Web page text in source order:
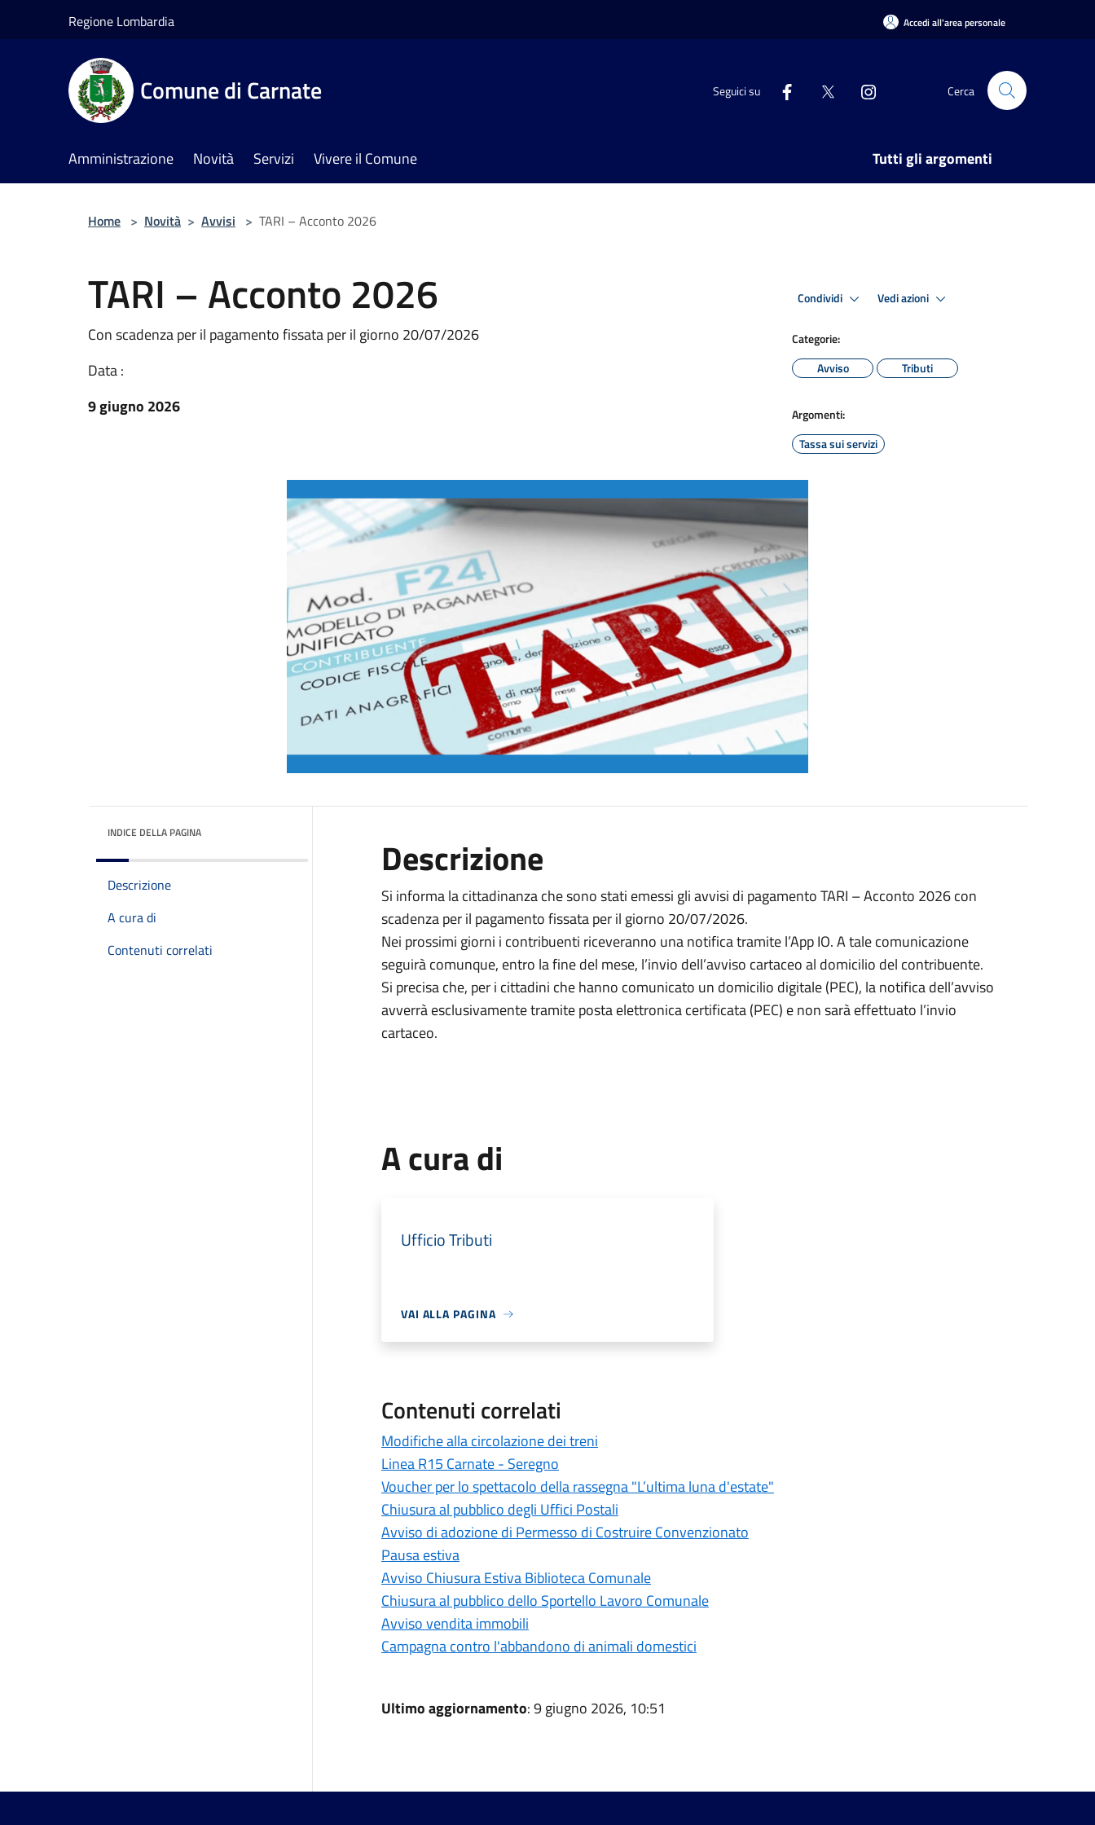
Regione Lombardia Accedi all'area personale
Comune di Carnate Seguici su Cerca
Amministrazione Novità Servizi Vivere il Comune Tutti gli argomenti
Home > Novità > Avvisi > TARI – Acconto 2026
TARI – Acconto 2026
Con scadenza per il pagamento fissata per il giorno 20/07/2026
Data :
9 giugno 2026
Condividi Vedi azioni
Categorie:
Avviso
Tributi
Argomenti:
Tassa sui servizi
INDICE DELLA PAGINA
Descrizione
A cura di
Contenuti correlati
Descrizione
Si informa la cittadinanza che sono stati emessi gli avvisi di pagamento TARI – Acconto 2026 con
scadenza per il pagamento fissata per il giorno 20/07/2026.
Nei prossimi giorni i contribuenti riceveranno una notifica tramite l’App IO. A tale comunicazione
seguirà comunque, entro la fine del mese, l’invio dell’avviso cartaceo al domicilio del contribuente.
Si precisa che, per i cittadini che hanno comunicato un domicilio digitale (PEC), la notifica dell’avviso
avverrà esclusivamente tramite posta elettronica certificata (PEC) e non sarà effettuato l’invio
cartaceo.
A cura di
Ufficio Tributi
VAI ALLA PAGINA
Contenuti correlati
Modifiche alla circolazione dei treni
Linea R15 Carnate - Seregno
Voucher per lo spettacolo della rassegna "L’ultima luna d'estate"
Chiusura al pubblico degli Uffici Postali
Avviso di adozione di Permesso di Costruire Convenzionato
Pausa estiva
Avviso Chiusura Estiva Biblioteca Comunale
Chiusura al pubblico dello Sportello Lavoro Comunale
Avviso vendita immobili
Campagna contro l'abbandono di animali domestici
Ultimo aggiornamento: 9 giugno 2026, 10:51